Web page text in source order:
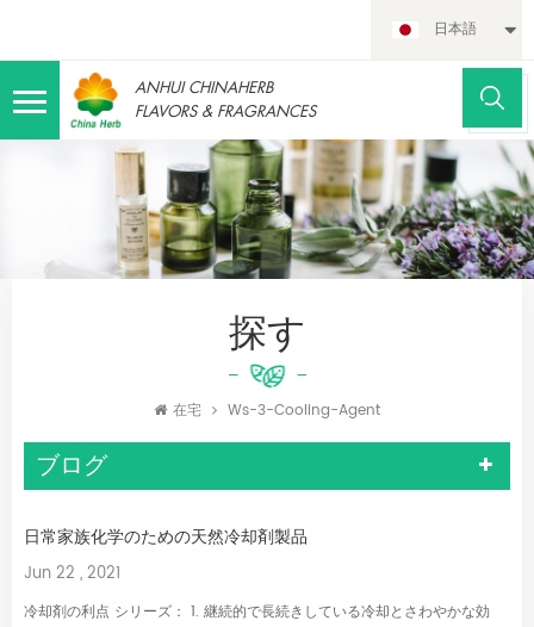
日本語
ANHUI CHINAHERB
FLAVORS & FRAGRANCES
探す
在宅 Ws-3-Cooling-Agent
ブログ
日常家族化学のための天然冷却剤製品
Jun 22 , 2021
冷却剤の利点 シリーズ： 1. 継続的で長続きしている冷却とさわやかな効